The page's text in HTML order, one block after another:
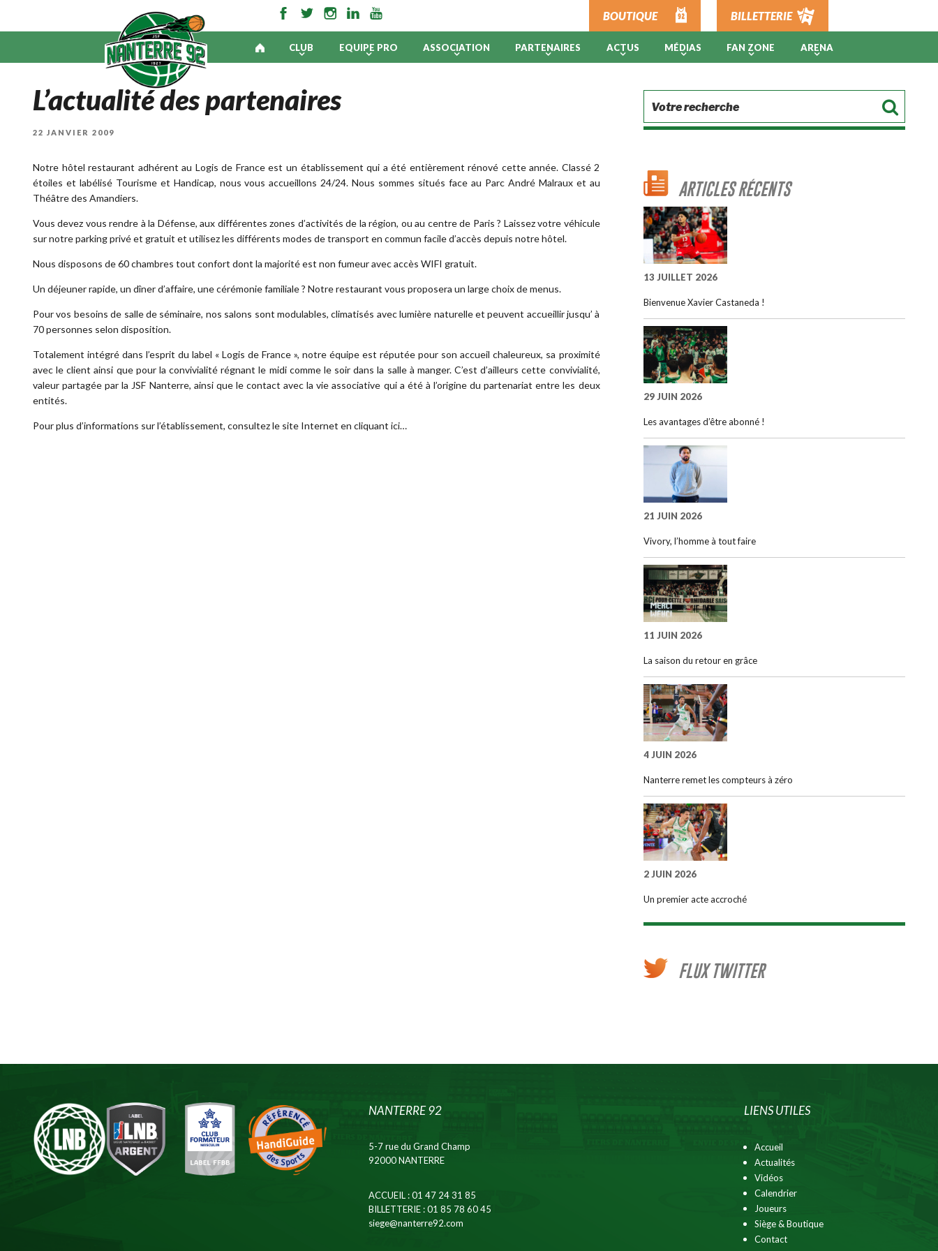
BOUTIQUE BILLETTERIE
CLUB EQUIPE PRO ASSOCIATION PARTENAIRES ACTUS MÉDIAS FAN ZONE ARENA
L’actualité des partenaires
PUBLIÉ
22 JANVIER 2009
Notre hôtel restaurant adhérent au Logis de France est un établissement qui a été entièrement rénové cette année. Classé 2
étoiles et labélisé Tourisme et Handicap, nous vous accueillons 24/24. Nous sommes situés face au Parc André Malraux et au
Théâtre des Amandiers.
Vous devez vous rendre à la Défense, aux différentes zones d’activités de la région, ou au centre de Paris ? Laissez votre véhicule
sur notre parking privé et gratuit et utilisez les différents modes de transport en commun facile d’accès depuis notre hôtel.
Nous disposons de 60 chambres tout confort dont la majorité est non fumeur avec accès WIFI gratuit.
Un déjeuner rapide, un dîner d’affaire, une cérémonie familiale ? Notre restaurant vous proposera un large choix de menus.
Pour vos besoins de salle de séminaire, nos salons sont modulables, climatisés avec lumière naturelle et peuvent accueillir jusqu’ à
70 personnes selon disposition.
Totalement intégré dans l’esprit du label « Logis de France », notre équipe est réputée pour son accueil chaleureux, sa proximité
avec le client ainsi que pour la convivialité régnant le midi comme le soir dans la salle à manger. C’est d’ailleurs cette convivialité,
valeur partagée par la JSF Nanterre, ainsi que le contact avec la vie associative qui a été à l’origine du partenariat entre les deux
entités.
Pour plus d’informations sur l’établissement, consultez le site Internet en cliquant ici…
ARTICLES RÉCENTS
13 JUILLET 2026
Bienvenue Xavier Castaneda !
29 JUIN 2026
Les avantages d’être abonné !
21 JUIN 2026
Vivory, l’homme à tout faire
11 JUIN 2026
La saison du retour en grâce
4 JUIN 2026
Nanterre remet les compteurs à zéro
2 JUIN 2026
Un premier acte accroché
FLUX TWITTER
NANTERRE 92
5-7 rue du Grand Champ
92000 NANTERRE
ACCUEIL : 01 47 24 31 85
BILLETTERIE : 01 85 78 60 45
siege@nanterre92.com
LIENS UTILES
Accueil
Actualités
Vidéos
Calendrier
Joueurs
Siège & Boutique
Contact